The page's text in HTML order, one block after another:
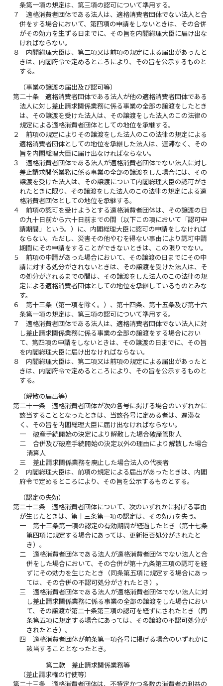
条第一項の規定は、第三項の認可について準用する。
７
適格消費者団体である法人は、適格消費者団体でない法人と合
併をする場合において、第四項の申請をしないときは、その合併
がその効力を生ずる日までに、その旨を内閣総理大臣に届け出な
ければならない。
８
内閣総理大臣は、第二項又は前項の規定による届出があったと
きは、内閣府令で定めるところにより、その旨を公示するものと
する。
（事業の譲渡の届出及び認可等）
第二十条
適格消費者団体である法人が他の適格消費者団体である
法人に対し差止請求関係業務に係る事業の全部の譲渡をしたとき
は、その譲渡を受けた法人は、その譲渡をした法人のこの法律の
規定による適格消費者団体としての地位を承継する。
２
前項の規定によりその譲渡をした法人のこの法律の規定による
適格消費者団体としての地位を承継した法人は、遅滞なく、その
旨を内閣総理大臣に届け出なければならない。
３
適格消費者団体である法人が適格消費者団体でない法人に対し
差止請求関係業務に係る事業の全部の譲渡をした場合には、その
譲渡を受けた法人は、その譲渡について内閣総理大臣の認可がさ
れたときに限り、その譲渡をした法人のこの法律の規定による適
格消費者団体としての地位を承継する。
４
前項の認可を受けようとする適格消費者団体は、その譲渡の日
の九十日前から六十日前までの間（以下この項において「認可申
請期間」という。）に、内閣総理大臣に認可の申請をしなければ
ならない。ただし、災害その他やむを得ない事由により認可申請
期間にその申請をすることができないときは、この限りでない。
５
前項の申請があった場合において、その譲渡の日までにその申
請に対する処分がされないときは、その譲渡を受けた法人は、そ
の処分がされるまでの間は、その譲渡をした法人のこの法律の規
定による適格消費者団体としての地位を承継しているものとみな
す。
６
第十三条（第一項を除く。）、第十四条、第十五条及び第十六
条第一項の規定は、第三項の認可について準用する。
７
適格消費者団体である法人は、適格消費者団体でない法人に対
し差止請求関係業務に係る事業の全部の譲渡をする場合におい
て、第四項の申請をしないときは、その譲渡の日までに、その旨
を内閣総理大臣に届け出なければならない。
８
内閣総理大臣は、第二項又は前項の規定による届出があったと
きは、内閣府令で定めるところにより、その旨を公示するものと
する。
（解散の届出等）
第二十一条
適格消費者団体が次の各号に掲げる場合のいずれかに
該当することとなったときは、当該各号に定める者は、遅滞な
く、その旨を内閣総理大臣に届け出なければならない。
一
破産手続開始の決定により解散した場合破産管財人
二
合併及び破産手続開始の決定以外の理由により解散した場合
清算人
三
差止請求関係業務を廃止した場合法人の代表者
２
内閣総理大臣は、前項の規定による届出があったときは、内閣
府令で定めるところにより、その旨を公示するものとする。
（認定の失効）
第二十二条
適格消費者団体について、次のいずれかに掲げる事由
が生じたときは、第十三条第一項の認定は、その効力を失う。
一
第十三条第一項の認定の有効期間が経過したとき（第十七条
第四項に規定する場合にあっては、更新拒否処分がされたと
き）。
二
適格消費者団体である法人が適格消費者団体でない法人と合
併をした場合において、その合併が第十九条第三項の認可を経
ずにその効力を生じたとき（同条第五項に規定する場合にあっ
ては、その合併の不認可処分がされたとき）。
三
適格消費者団体である法人が適格消費者団体でない法人に対
し差止請求関係業務に係る事業の全部の譲渡をした場合におい
て、その譲渡が第二十条第三項の認可を経ずにされたとき（同
条第五項に規定する場合にあっては、その譲渡の不認可処分が
されたとき）。
四
適格消費者団体が前条第一項各号に掲げる場合のいずれかに
該当することとなったとき。
第二款 差止請求関係業務等
（差止請求権の行使等）
第二十三条
適格消費者団体は、不特定かつ多数の消費者の利益の